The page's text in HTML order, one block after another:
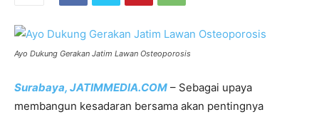
Ayo Dukung Gerakan Jatim Lawan Osteoporosis
Surabaya, JATIMMEDIA.COM – Sebagai upaya
membangun kesadaran bersama akan pentingnya